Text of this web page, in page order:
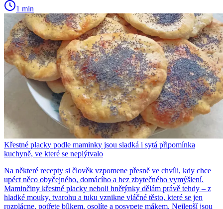
1 min
Křestné placky podle maminky jsou sladká i sytá připomínka
kuchyně, ve které se neplýtvalo
Na některé recepty si člověk vzpomene přesně ve chvíli, kdy chce
upéct něco obyčejného, domácího a bez zbytečného vymýšlení.
Maminčiny křestné placky neboli hnětýnky dělám právě tehdy – z
hladké mouky, tvarohu a tuku vznikne vláčné těsto, které se jen
rozplácne, potřete bílkem, osolíte a posypete mákem. Nejlepší jsou